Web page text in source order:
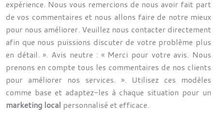
expérience. Nous vous remercions de nous avoir fait part
de vos commentaires et nous allons faire de notre mieux
pour nous améliorer. Veuillez nous contacter directement
afin que nous puissions discuter de votre problème plus
en détail. ». Avis neutre : « Merci pour votre avis. Nous
prenons en compte tous les commentaires de nos clients
pour améliorer nos services. ». Utilisez ces modèles
comme base et adaptez-les à chaque situation pour un
marketing local personnalisé et efficace.